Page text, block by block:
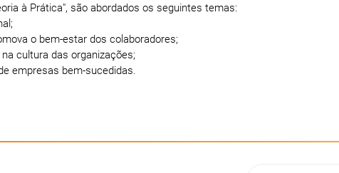
à Prática", são abordados os seguintes temas:
o bem-estar dos colaboradores;
cultura das organizações;
empresas bem-sucedidas.